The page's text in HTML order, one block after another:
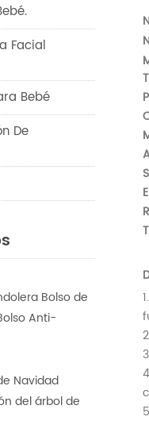
Facial
Bebé
De
Bolso de
Anti-
Navidad
del árbol de